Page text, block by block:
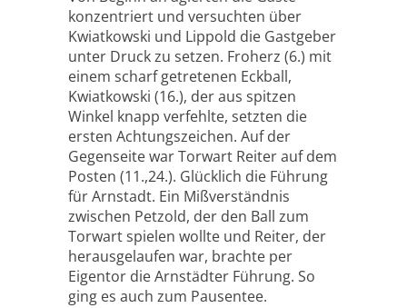
konzentriert und versuchten über
Kwiatkowski und Lippold die Gastgeber
unter Druck zu setzen. Froherz (6.) mit
einem scharf getretenen Eckball,
Kwiatkowski (16.), der aus spitzen
Winkel knapp verfehlte, setzten die
ersten Achtungszeichen. Auf der
Gegenseite war Torwart Reiter auf dem
Posten (11.,24.). Glücklich die Führung
für Arnstadt. Ein Mißverständnis
zwischen Petzold, der den Ball zum
Torwart spielen wollte und Reiter, der
herausgelaufen war, brachte per
Eigentor die Arnstädter Führung. So
ging es auch zum Pausentee.